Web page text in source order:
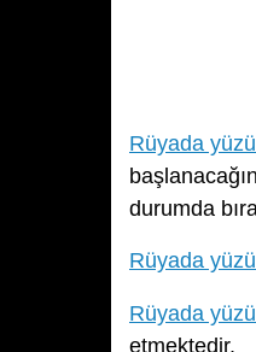
Rüyada
durumda
Rüyada
Rüyada
etmektedir.